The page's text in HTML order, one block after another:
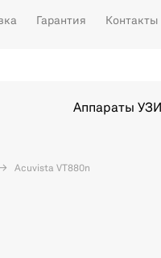
Гарантия Контакты
Аппараты УЗИ
Acuvista VT880n